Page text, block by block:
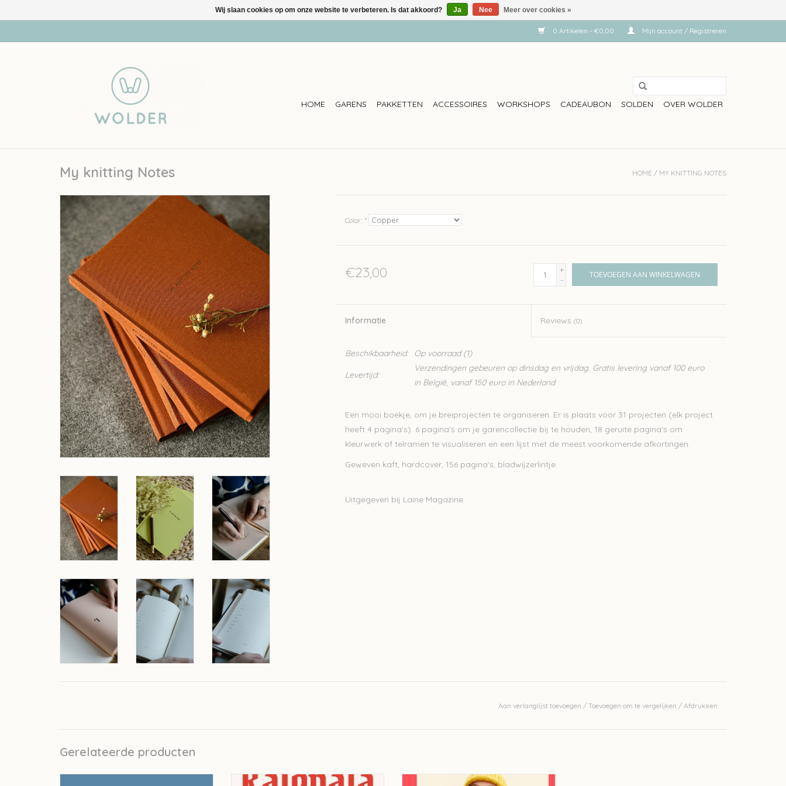
0 Artikelen - €0,00 Mijn account / Registreren
HOME GARENS PAKKETTEN ACCESSOIRES WORKSHOPS CADEAUBON SOLDEN OVER WOLDER
My knitting Notes HOME / MY KNITTING NOTES
Color: *
€23,00
+
-
TOEVOEGEN AAN WINKELWAGEN
Informatie Reviews(0)
Beschikbaarheid: Op voorraad(1)
Levertijd:
Verzendingen gebeuren op dinsdag en vrijdag. Gratis levering vanaf 100 euro
in België, vanaf 150 euro in Nederland
Een mooi boekje, om je breiprojecten te organiseren. Er is plaats voor 31 projecten (elk project
heeft 4 pagina's). 6 pagina's om je garencollectie bij te houden, 18 geruite pagina's om
kleurwerk of telramen te visualiseren en een lijst met de meest voorkomende afkortingen.
Geweven kaft, hardcover, 156 pagina's, bladwijzerlintje.
Uitgegeven bij Laine Magazine.
Aan verlanglijst toevoegen / Toevoegen om te vergelijken / Afdrukken
Gerelateerde producten
Laine Knitted Kalevala - Jenna Kostet Laine 52 Weeks of Easy Knits
Wij slaan cookies op om onze website te verbeteren. Is dat akkoord? Ja Nee Meer over cookies »